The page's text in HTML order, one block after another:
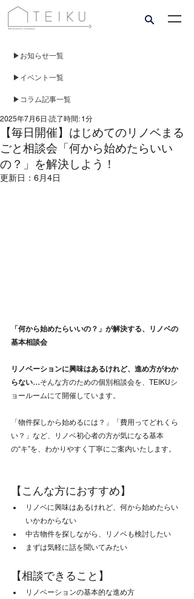
▶︎​お知らせ一覧
▶︎​イベント一覧
▶︎​コラム記事一覧
【毎日開催】はじめてのリノベまる
ごと相談会「何から始めたらいい
の？」を解決しよう！
2025年7月6日 読了時間: 1分
更新日： 6月4日
「何から始めたらいいの？」が解決する、リノベの
基本相談会
リノベーションに興味はあるけれど、進め方がわか
らない…そんな方のための個別相談会を、TEIKUシ
ョールームにて開催しています。
「物件探しから始めるには？」「費用ってどれくら
い？」など、リノベ初心者の方が気になる基本
の“キ”を、わかりやすく丁寧にご案内いたします。
【こんな方におすすめ】
リノベに興味はあるけれど、何から始めたらい
いかわからない
中古物件を探しながら、リノベも検討したい
まずは気軽に話を聞いてみたい
【相談できること】
リノベーションの基本的な進め方